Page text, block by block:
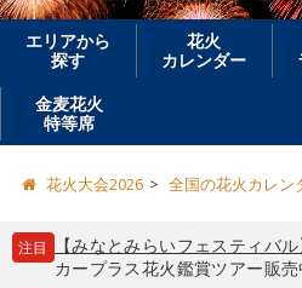
エリアから
探す
花火
カレンダー
金麦花火
特等席
花火大会2026 全国の花火カレン
注目 【みなとみらいフェスティバル
カープラス花火鑑賞ツアー販売